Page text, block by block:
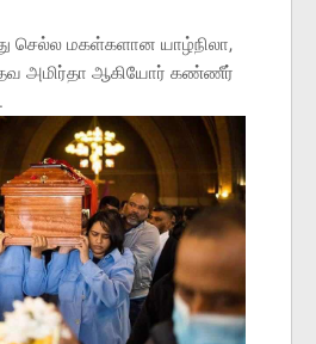
செல்ல மகள்களான யாழ்நிலா,
அமிர்தா ஆகியோர் கண்ணீர்